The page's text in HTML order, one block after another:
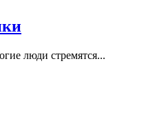
люди стремятся...